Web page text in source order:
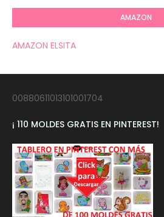
AMAZON
AMAZON ELSITA
00880611013101001704
¡ 110 MOLDES GRATIS EN PINTEREST!